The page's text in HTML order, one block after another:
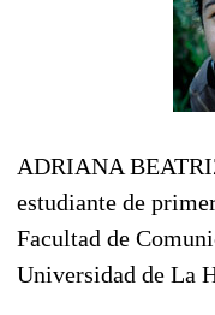
ADRIANA
estudiante de
Facultad de
Universidad de La